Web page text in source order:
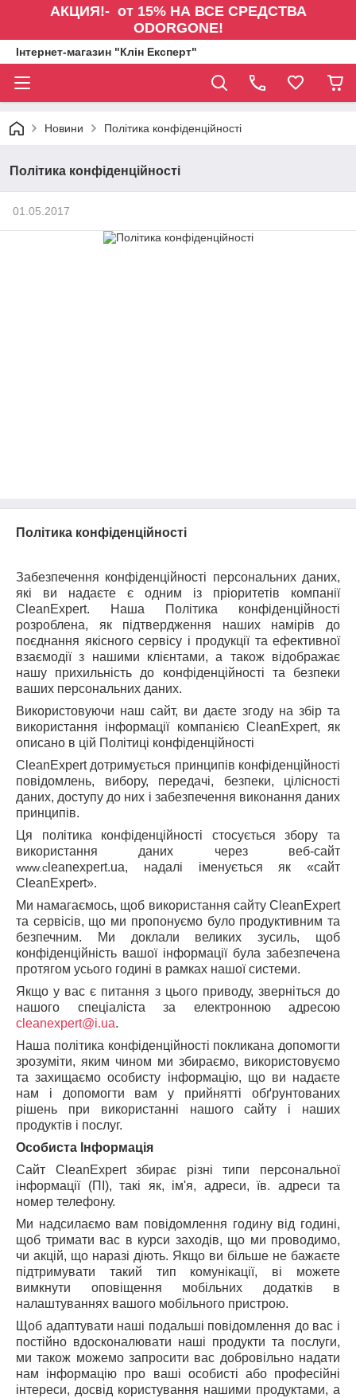
АКЦИЯ!- от 15% НА ВСЕ СРЕДСТВА
ODORGONE!
Інтернет-магазин "Клін Експерт"
Новини Політика конфіденційності
Політика конфіденційності
01.05.2017
Політика конфіденційності
Забезпечення конфіденційності персональних даних,
які ви надаєте є одним із пріоритетів компанії
CleanExpert. Наша Політика конфіденційності
розроблена, як підтвердження наших намірів до
поєднання якісного сервісу і продукції та ефективної
взаємодії з нашими клієнтами, а також відображає
нашу прихильність до конфіденційності та безпеки
ваших персональних даних.
Використовуючи наш сайт, ви даєте згоду на збір та
використання інформації компанією CleanExpert, як
описано в цій Політиці конфіденційності
CleanExpert дотримується принципів конфіденційності
повідомлень, вибору, передачі, безпеки, цілісності
даних, доступу до них і забезпечення виконання даних
принципів.
Ця політика конфіденційності стосується збору та
використання даних через веб-сайт
www.c leanexpert.ua, надалі іменується як «сайт
CleanExpert».
Ми намагаємось, щоб використання сайту CleanExpert
та сервісів, що ми пропонуємо було продуктивним та
безпечним. Ми доклали великих зусиль, щоб
конфіденційність вашої інформації була забезпечена
протягом усього годині в рамках нашої системи.
Якщо у вас є питання з цього приводу, зверніться до
нашого спеціаліста за електронною адресою
c leanexpert@i.ua.
Наша політика конфіденційності покликана допомогти
зрозуміти, яким чином ми збираємо, використовуємо
та захищаємо особисту інформацію, що ви надаєте
нам і допомогти вам у прийнятті обґрунтованих
рішень при використанні нашого сайту і наших
продуктів і послуг.
Особиста Інформація
Сайт CleanExpert збирає різні типи персональної
інформації (ПІ), такі як, ім'я, адреси, їв. адреси та
номер телефону.
Ми надсилаємо вам повідомлення годину від годині,
щоб тримати вас в курси заходів, що ми проводимо,
чи акцій, що наразі діють. Якщо ви більше не бажаєте
підтримувати такий тип комунікації, ві можете
вимкнути оповіщення мобільних додатків в
налаштуваннях вашого мобільного пристрою.
Щоб адаптувати наші подальші повідомлення до вас і
постійно вдосконалювати наші продукти та послуги,
ми також можемо запросити вас добровільно надати
нам інформацію про ваші особисті або професійні
інтереси, досвід користування нашими продуктами, а